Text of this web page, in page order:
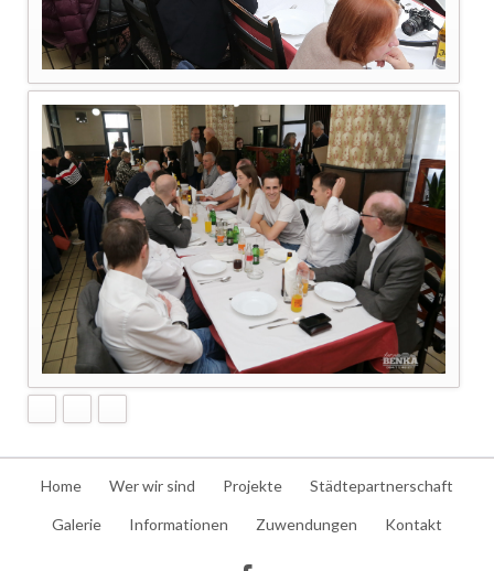
Navigation
Home Wer wir sind Projekte Städtepartnerschaft
Galerie Informationen Zuwendungen Kontakt